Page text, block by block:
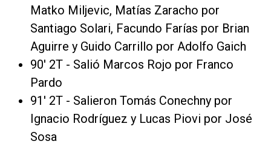
Matko Miljevic, Matías Zaracho por
Santiago Solari, Facundo Farías por Brian
Aguirre y Guido Carrillo por Adolfo Gaich
90' 2T - Salió Marcos Rojo por Franco
Pardo
91' 2T - Salieron Tomás Conechny por
Ignacio Rodríguez y Lucas Piovi por José
Sosa